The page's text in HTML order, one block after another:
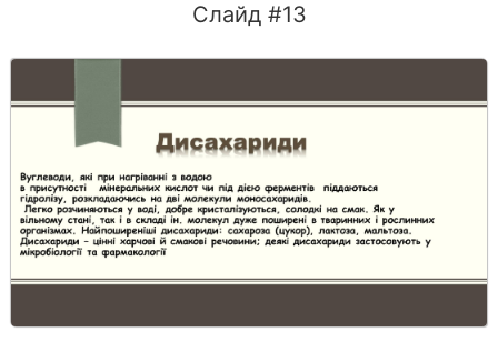
Слайд #13